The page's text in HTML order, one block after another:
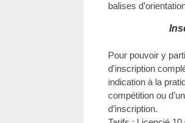
balises
Pour pouvoir y
d'inscription
indication à la
compétition ou
d’inscription.